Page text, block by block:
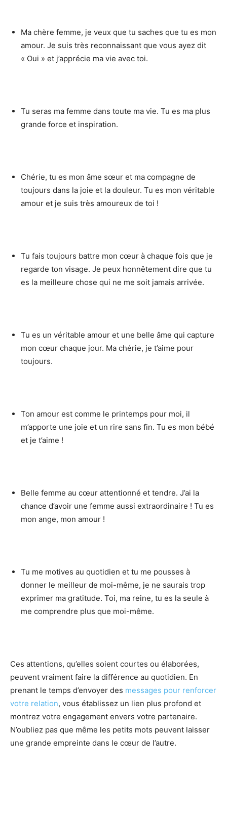
Ma chère femme, je veux que tu saches que tu es mon
amour. Je suis très reconnaissant que vous ayez dit
« Oui » et j’apprécie ma vie avec toi.
Tu seras ma femme dans toute ma vie. Tu es ma plus
grande force et inspiration.
Chérie, tu es mon âme sœur et ma compagne de
toujours dans la joie et la douleur. Tu es mon véritable
amour et je suis très amoureux de toi !
Tu fais toujours battre mon cœur à chaque fois que je
regarde ton visage. Je peux honnêtement dire que tu
es la meilleure chose qui ne me soit jamais arrivée.
Tu es un véritable amour et une belle âme qui capture
mon cœur chaque jour. Ma chérie, je t’aime pour
toujours.
Ton amour est comme le printemps pour moi, il
m’apporte une joie et un rire sans fin. Tu es mon bébé
et je t’aime !
Belle femme au cœur attentionné et tendre. J’ai la
chance d’avoir une femme aussi extraordinaire ! Tu es
mon ange, mon amour !
Tu me motives au quotidien et tu me pousses à
donner le meilleur de moi-même, je ne saurais trop
exprimer ma gratitude. Toi, ma reine, tu es la seule à
me comprendre plus que moi-même.
Ces attentions, qu’elles soient courtes ou élaborées,
peuvent vraiment faire la différence au quotidien. En
prenant le temps d’envoyer des messages pour renforcer
votre relation, vous établissez un lien plus profond et
montrez votre engagement envers votre partenaire.
N’oubliez pas que même les petits mots peuvent laisser
une grande empreinte dans le cœur de l’autre.